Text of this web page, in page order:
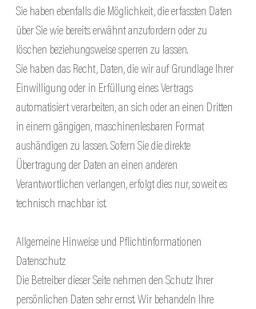
Sie haben ebenfalls die Möglichkeit, die erfassten Daten
über Sie wie bereits erwähnt anzufordern oder zu
löschen beziehungsweise sperren zu lassen.
Sie haben das Recht, Daten, die wir auf Grundlage Ihrer
Einwilligung oder in Erfüllung eines Vertrags
automatisiert verarbeiten, an sich oder an einen Dritten
in einem gängigen, maschinenlesbaren Format
aushändigen zu lassen. Sofern Sie die direkte
Übertragung der Daten an einen anderen
Verantwortlichen verlangen, erfolgt dies nur, soweit es
technisch machbar ist.
Allgemeine Hinweise und Pflichtinformationen
Datenschutz
Die Betreiber dieser Seite nehmen den Schutz Ihrer
persönlichen Daten sehr ernst. Wir behandeln Ihre